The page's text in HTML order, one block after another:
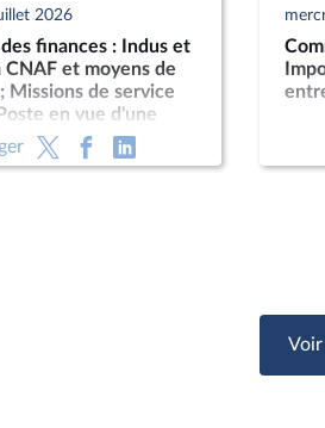
2026
finances : Indus et
et moyens de
Missions de service
en vue d'une